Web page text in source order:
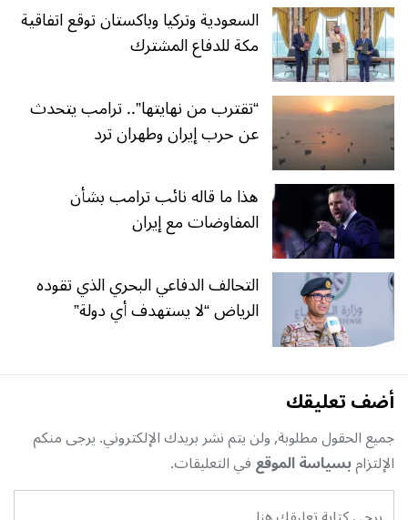
السعودية وتركيا وباكستان توقع اتفاقية
مكة للدفاع المشترك
“تقترب من نهايتها”.. ترامب يتحدث
عن حرب إيران وطهران ترد
هذا ما قاله نائب ترامب بشأن
المفاوضات مع إيران
التحالف الدفاعي البحري الذي تقوده
الرياض “لا يستهدف أي دولة”
أضف تعليقك
جميع الحقول مطلوبة, ولن يتم نشر بريدك الإلكتروني. يرجى منكم
الإلتزامبسياسة الموقعفي التعليقات.